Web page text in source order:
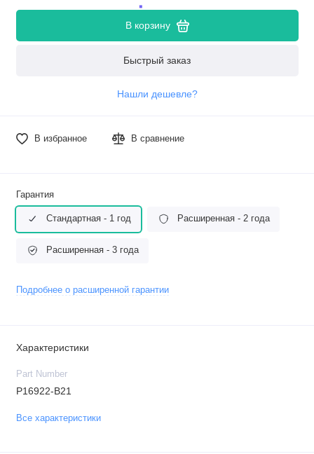
В корзину
Быстрый заказ
Нашли дешевле?
В избранное В сравнение
Гарантия
Стандартная - 1 год Расширенная - 2 года
Расширенная - 3 года
Подробнее о расширенной гарантии
Характеристики
Part Number
P16922-B21
Все характеристики